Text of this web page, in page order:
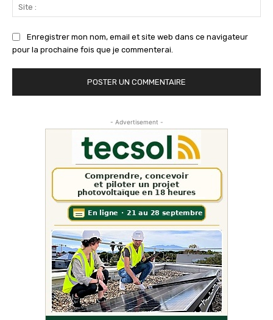
Enregistrer mon nom, email et site web dans ce navigateur
pour la prochaine fois que je commenterai.
- Advertisement -